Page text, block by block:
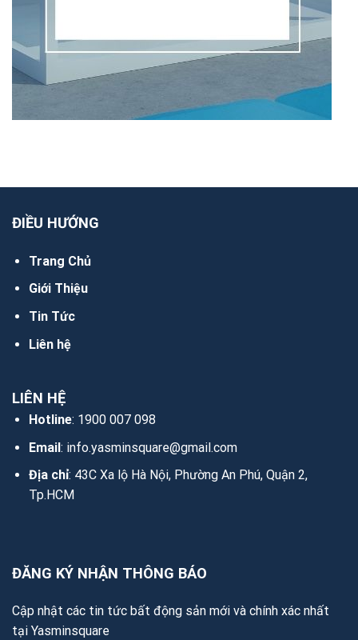
ĐIỀU HƯỚNG
Trang Chủ
Giới Thiệu
Tin Tức
Liên hệ
LIÊN HỆ
Hotline: 1900 007 098
Email: info.yasminsquare@gmail.com
Địa chỉ: 43C Xa lộ Hà Nội, Phường An Phú, Quận 2,
Tp.HCM
ĐĂNG KÝ NHẬN THÔNG BÁO
Cập nhật các tin tức bất động sản mới và chính xác nhất
tại Yasminsquare